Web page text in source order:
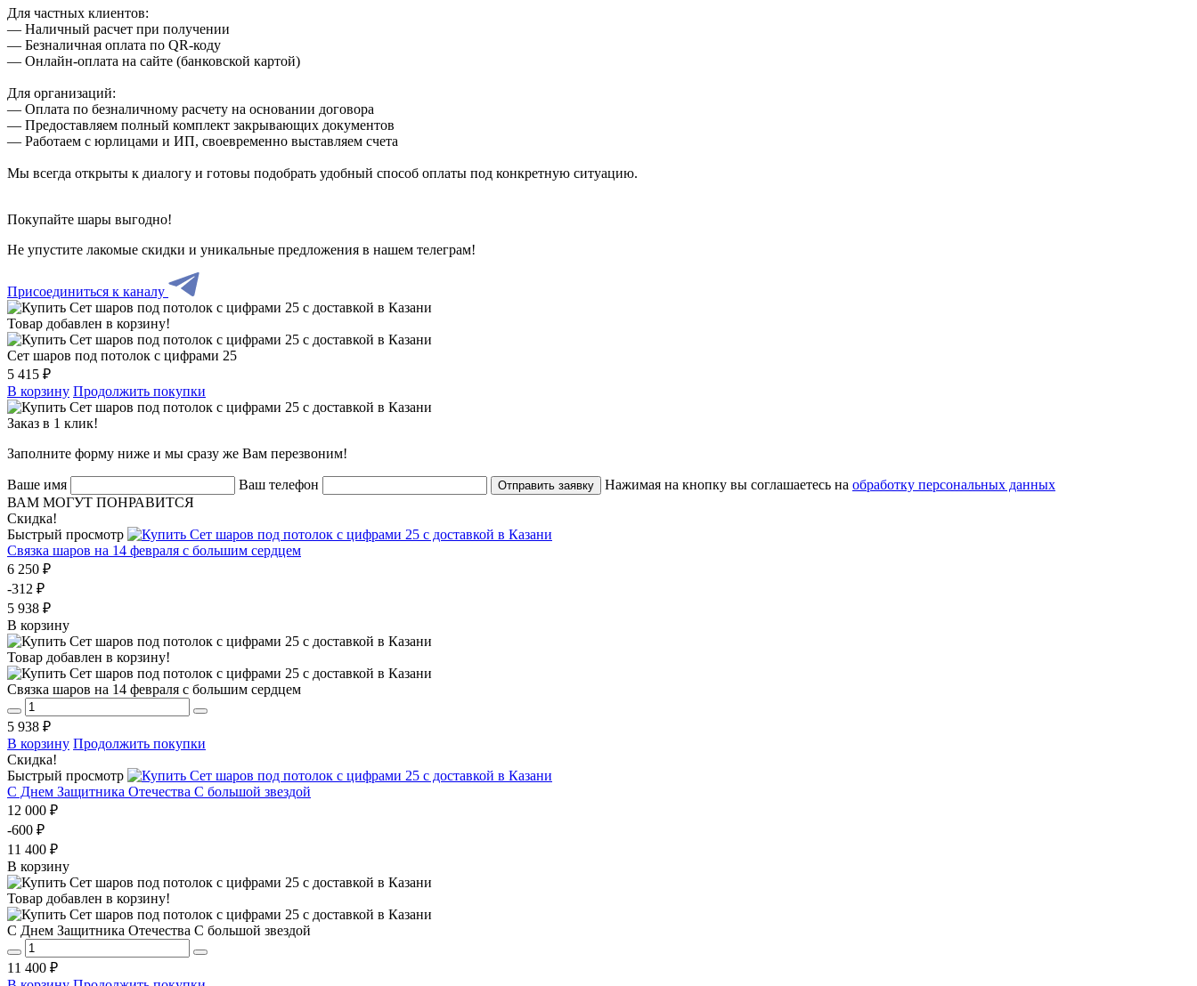
Для частных клиентов:
— Наличный расчет при получении
— Безналичная оплата по QR-коду
— Онлайн-оплата на сайте (банковской картой)
Для организаций:
— Оплата по безналичному расчету на основании договора
— Предоставляем полный комплект закрывающих документов
— Работаем с юрлицами и ИП, своевременно выставляем счета
Мы всегда открыты к диалогу и готовы подобрать удобный способ оплаты под конкретную ситуацию.
Покупайте шары выгодно!
Не упустите лакомые скидки и уникальные предложения в нашем телеграм!
Присоединиться к каналу
Товар добавлен в корзину!
Сет шаров под потолок с цифрами 25
5 415 ₽
В корзину Продолжить покупки
Заказ в 1 клик!
Заполните форму ниже и мы сразу же Вам перезвоним!
Ваше имя Ваш телефон Отправить заявку Нажимая на кнопку вы соглашаетесь на обработку персональных данных
ВАМ МОГУТ ПОНРАВИТСЯ
Скидка!
Быстрый просмотр
Связка шаров на 14 февраля с большим сердцем
6 250 ₽
-312 ₽
5 938 ₽
В корзину
Товар добавлен в корзину!
Связка шаров на 14 февраля с большим сердцем
5 938 ₽
В корзину Продолжить покупки
Скидка!
Быстрый просмотр
С Днем Защитника Отечества С большой звездой
12 000 ₽
-600 ₽
11 400 ₽
В корзину
Товар добавлен в корзину!
С Днем Защитника Отечества С большой звездой
11 400 ₽